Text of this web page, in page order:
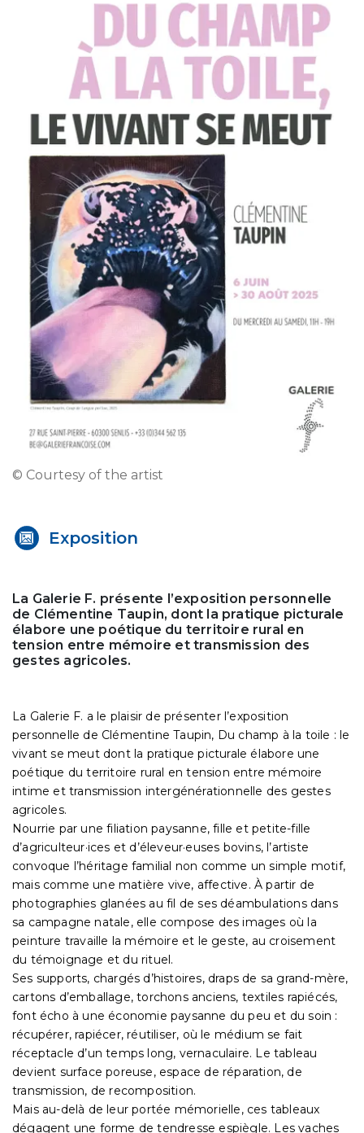
© Courtesy of the artist
Exposition
La Galerie F. présente l’exposition personnelle
de Clémentine Taupin, dont la pratique picturale
élabore une poétique du territoire rural en
tension entre mémoire et transmission des
gestes agricoles.
La Galerie F. a le plaisir de présenter l’exposition
personnelle de Clémentine Taupin, Du champ à la toile : le
vivant se meut dont la pratique picturale élabore une
poétique du territoire rural en tension entre mémoire
intime et transmission intergénérationnelle des gestes
agricoles.
Nourrie par une filiation paysanne, fille et petite-fille
d’agriculteur·ices et d’éleveur·euses bovins, l’artiste
convoque l’héritage familial non comme un simple motif,
mais comme une matière vive, affective. À partir de
photographies glanées au fil de ses déambulations dans
sa campagne natale, elle compose des images où la
peinture travaille la mémoire et le geste, au croisement
du témoignage et du rituel.
Ses supports, chargés d’histoires, draps de sa grand-mère,
cartons d’emballage, torchons anciens, textiles rapiécés,
font écho à une économie paysanne du peu et du soin :
récupérer, rapiécer, réutiliser, où le médium se fait
réceptacle d’un temps long, vernaculaire. Le tableau
devient surface poreuse, espace de réparation, de
transmission, de recomposition.
Mais au-delà de leur portée mémorielle, ces tableaux
dégagent une forme de tendresse espiègle. Les vaches